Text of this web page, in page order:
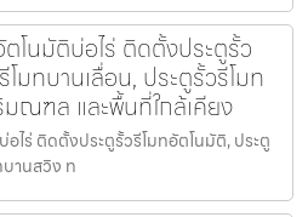
โนมัติบ่อไร่ ติดตั้งประตูรั้ว
มทบานเลื่อน, ประตูรั้วรีโมท
ณฑล และพื้นที่ใกล้เคียง
ไร่ ติดตั้งประตูรั้วรีโมทอัตโนมัติ, ประตู
บานสวิง ท